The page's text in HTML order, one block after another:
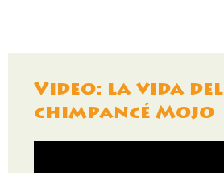
Video: la vida del
chimpancé Mojo